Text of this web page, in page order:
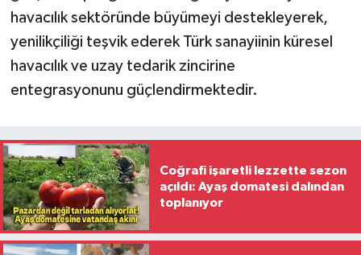
havacılık sektöründe büyümeyi destekleyerek,
yenilikçiliği teşvik ederek Türk sanayiinin küresel
havacılık ve uzay tedarik zincirine
entegrasyonunu güçlendirmektedir.
Coğrafi işaretli lezzette sezon
açıldı: Ayaş domatesi dalından
toplanıyor